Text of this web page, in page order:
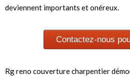
deviennent importants et onéreux.
Contactez-nous
Rg reno couverture charpentier